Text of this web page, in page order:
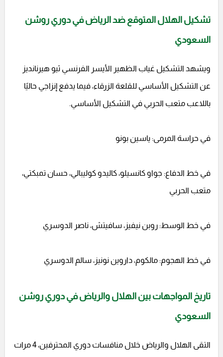
تشكيل الهلال المتوقع ضد الرياض في دوري روشن
السعودي
ويشهد التشكيل غياب الظهير الأيسر الفرنسي ثيو هيرنانديز
عن التشكيل الأساسي للقلعة الزرقاء، فيما يدفع إنزاجي حاليًا
باللاعب متعب الحربي في التشكيل الأساسي.
في حراسة المرمى: ياسين بونو
في خط الدفاع: جواو كانسيلو، كاليدو كوليبالي، حسان تمبكتي،
متعب الحربي
في خط الوسط: روبن نيفيز، سافيتش، ناصر الدوسري
في خط الهجوم: مالكوم، داروين نونيز، سالم الدوسري
تاريخ المواجهات بين الهلال والرياض في دوري روشن
السعودي
التقى الهلال والرياض خلال منافسات دوري المحترفين، 4 مرات